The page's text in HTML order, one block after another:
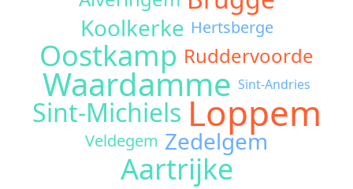
Koolkerke Hertsberge
Oostkamp Ruddervoorde
Waardamme Sint-Andries
Sint-MichielsLoppem
Veldegem Zedelgem
Aartrijke